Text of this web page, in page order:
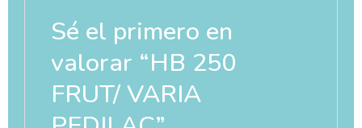
Sé el primero en
valorar “HB 250
FRUT/ VARIA